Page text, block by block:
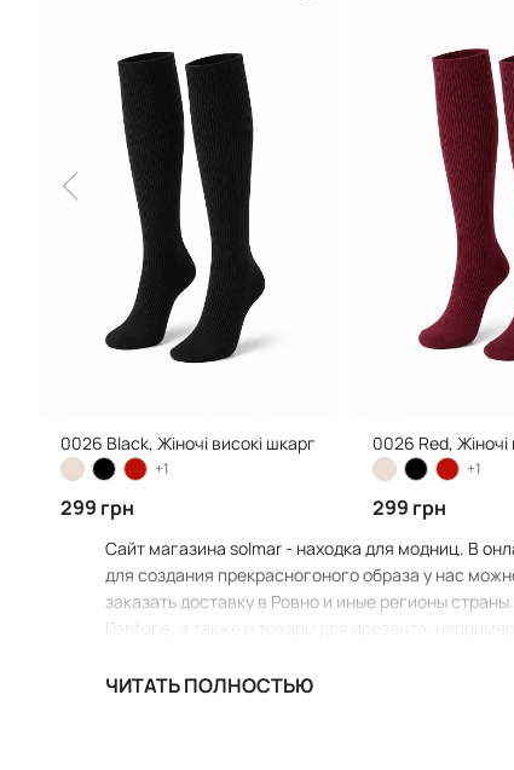
0026 Black, Жіночі високі шкарпетки
+1
299 грн
0026 Red, Жіночі
+1
299 грн
Сайт магазина solmar - находка для модниц. В
для создания прекрасногоного образа у нас
заказать доставку в Ровно и иные регионы
Pantone, а также и товары для презента,
ЧИТАТЬ ПОЛНОСТЬЮ